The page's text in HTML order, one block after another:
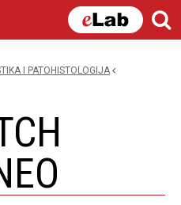
I PATOHISTOLOGIJA